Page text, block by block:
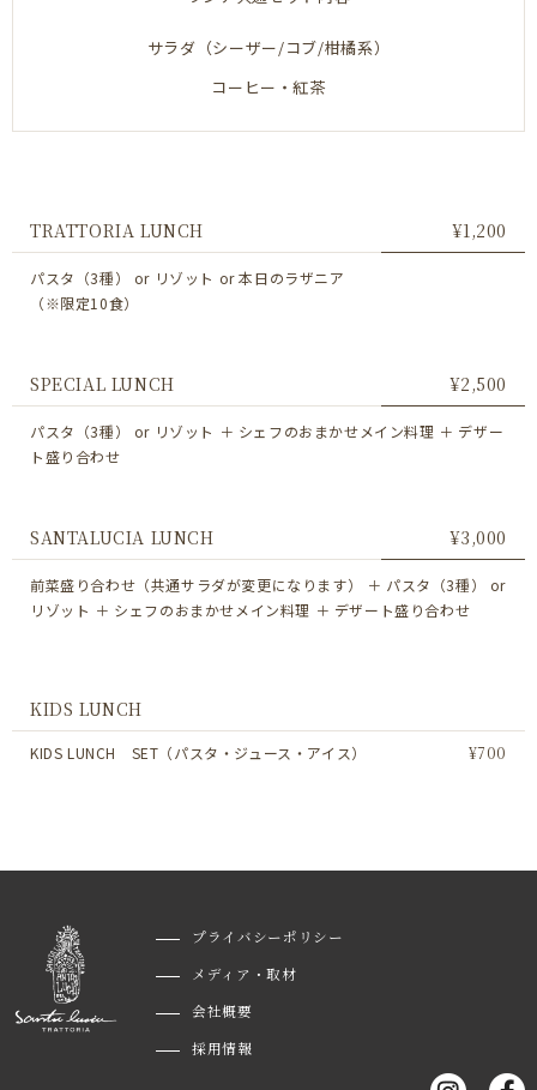
サラダ（シーザー/コブ/柑橘系）
コーヒー・紅茶
TRATTORIA LUNCH ¥1,200
パスタ（3種） or リゾット or 本日のラザニア
（※限定10食）
SPECIAL LUNCH ¥2,500
パスタ（3種） or リゾット ＋ シェフのおまかせメイン料理 ＋ デザー
ト盛り合わせ
SANTALUCIA LUNCH ¥3,000
前菜盛り合わせ（共通サラダが変更になります） ＋ パスタ（3種） or
リゾット ＋ シェフのおまかせメイン料理 ＋ デザート盛り合わせ
KIDS LUNCH
KIDS LUNCH SET（パスタ・ジュース・アイス） ¥700
プライバシーポリシー
メディア・取材
会社概要
採用情報